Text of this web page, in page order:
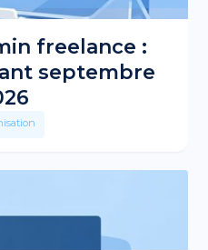
freelance :
septembre